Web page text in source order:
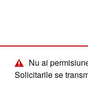
Nu ai
Solicitarile se